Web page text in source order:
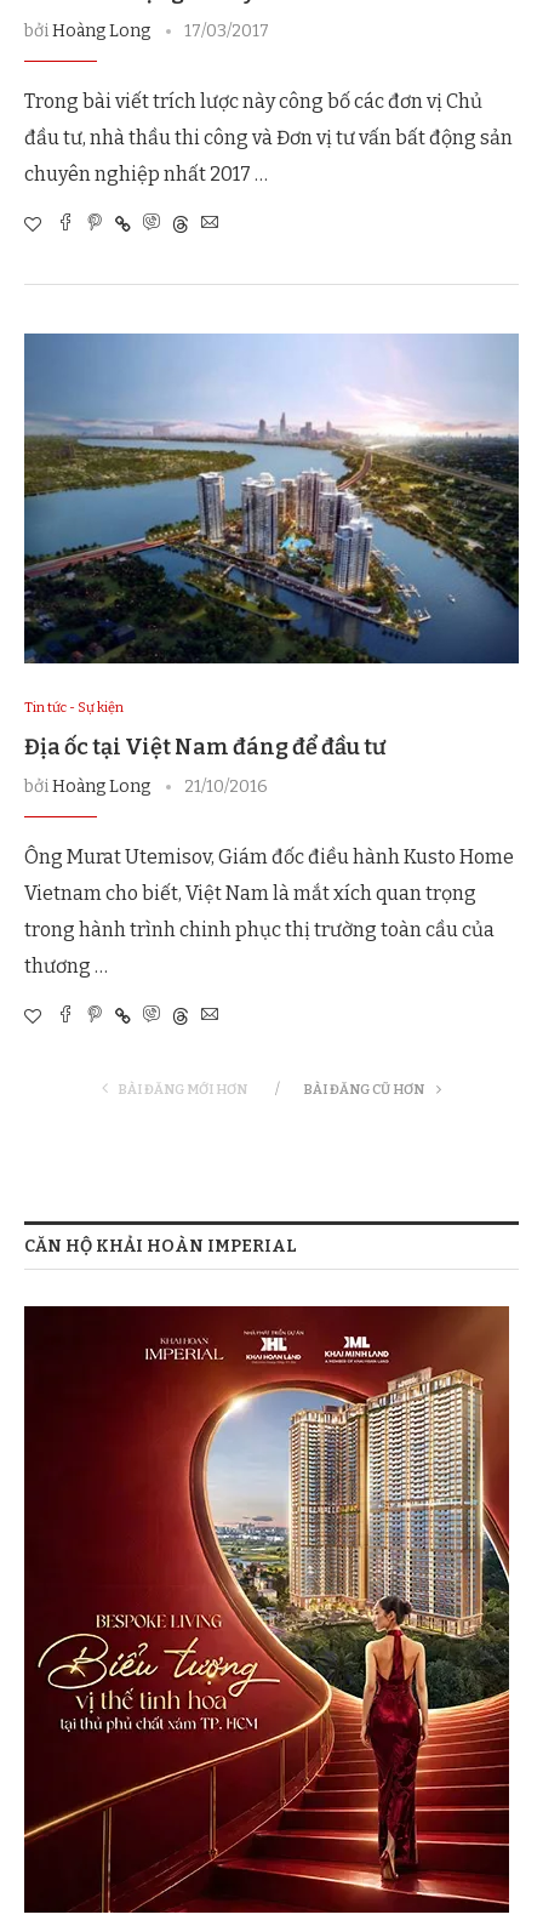
bởiHoàng Long 17/03/2017
Trong bài viết trích lược này công bố các đơn vị Chủ
đầu tư, nhà thầu thi công và Đơn vị tư vấn bất động sản
chuyên nghiệp nhất 2017 …
Tin tức - Sự kiện
Địa ốc tại Việt Nam đáng để đầu tư
bởiHoàng Long 21/10/2016
Ông Murat Utemisov, Giám đốc điều hành Kusto Home
Vietnam cho biết, Việt Nam là mắt xích quan trọng
trong hành trình chinh phục thị trường toàn cầu của
thương …
BÀI ĐĂNG MỚI HƠN BÀI ĐĂNG CŨ HƠN
CĂN HỘ KHẢI HOÀN IMPERIAL